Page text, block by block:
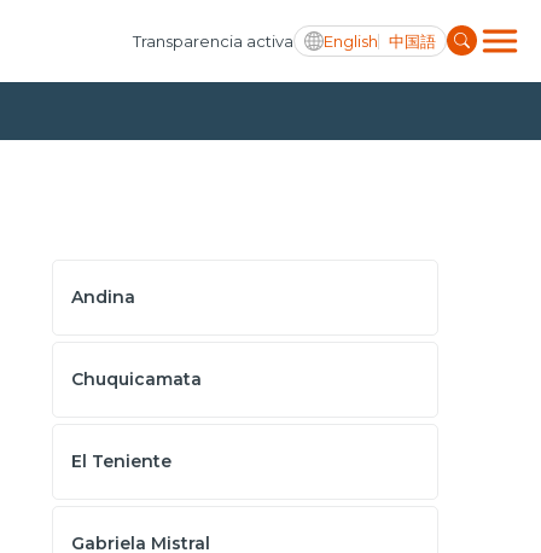
Transparencia activa English 中国語
Andina
Chuquicamata
El Teniente
Gabriela Mistral